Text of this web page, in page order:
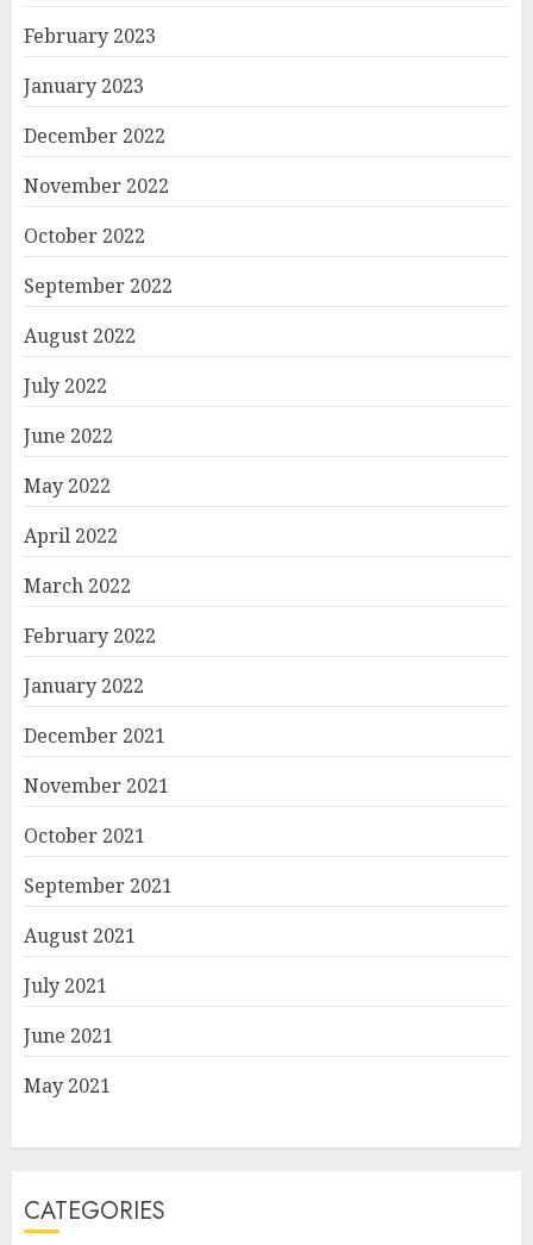
February 2023
January 2023
December 2022
November 2022
October 2022
September 2022
August 2022
July 2022
June 2022
May 2022
April 2022
March 2022
February 2022
January 2022
December 2021
November 2021
October 2021
September 2021
August 2021
July 2021
June 2021
May 2021
CATEGORIES